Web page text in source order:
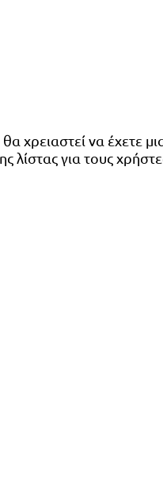
χρειαστεί να έχετε
λίστας για τους